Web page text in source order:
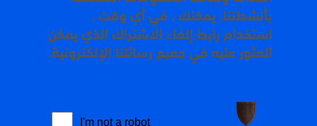
بأنشطتنا. يمكنك ، في أي وقت ،
استخدام رابط إلغاء الاشتراك الذي يمكن
العثور عليه في جميع رسائلنا الإلكترونية.